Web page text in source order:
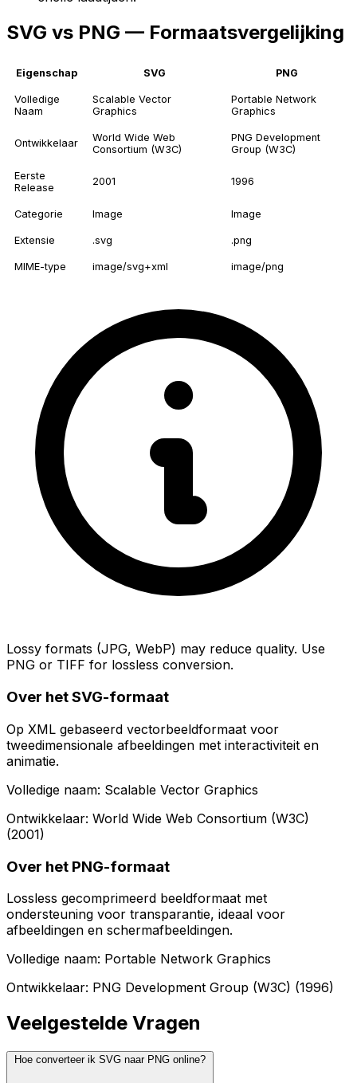
SVG vs PNG — Formaatsvergelijking
Eigenschap SVG PNG
Volledige
Naam
Scalable Vector
Graphics
Portable Network
Graphics
Ontwikkelaar
World Wide Web
Consortium (W3C)
PNG Development
Group (W3C)
Eerste
Release
2001 1996
Categorie Image Image
Extensie .svg .png
MIME-type image/svg+xml image/png
Lossy formats (JPG, WebP) may reduce quality. Use
PNG or TIFF for lossless conversion.
Over het SVG-formaat
Op XML gebaseerd vectorbeeldformaat voor
tweedimensionale afbeeldingen met interactiviteit en
animatie.
Volledige naam: Scalable Vector Graphics
Ontwikkelaar: World Wide Web Consortium (W3C)
(2001)
Over het PNG-formaat
Lossless gecomprimeerd beeldformaat met
ondersteuning voor transparantie, ideaal voor
afbeeldingen en schermafbeeldingen.
Volledige naam: Portable Network Graphics
Ontwikkelaar: PNG Development Group (W3C) (1996)
Veelgestelde Vragen
Hoe converteer ik SVG naar PNG online?